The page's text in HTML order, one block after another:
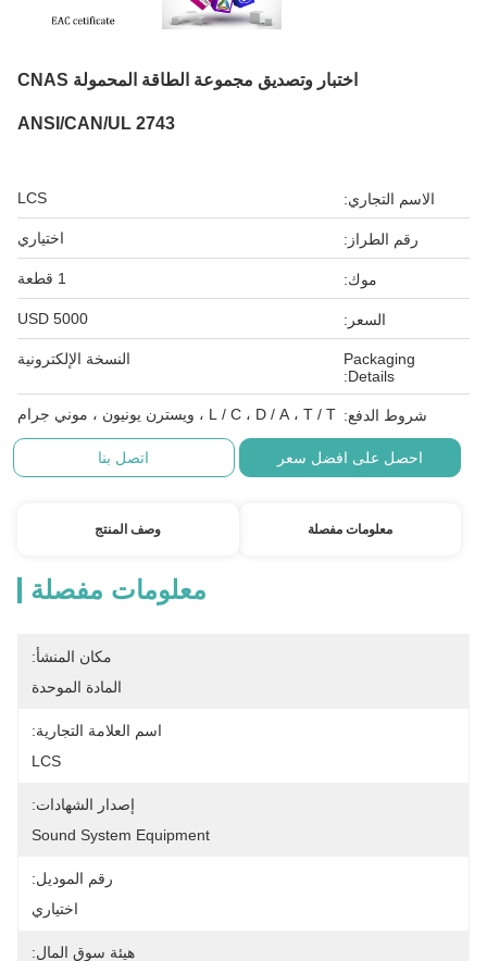
اختبار وتصديق مجموعة الطاقة المحمولة CNAS
ANSI/CAN/UL 2743
الاسم التجاري: LCS
رقم الطراز: اختياري
موك: 1 قطعة
السعر: 5000 USD
Packaging
Details:
النسخة الإلكترونية
شروط الدفع: L / C ، D / A ، T / T ، ويسترن يونيون ، موني جرام
احصل على افضل سعر اتصل بنا
معلومات مفصلة وصف المنتج
معلومات مفصلة
مكان المنشأ:
المادة الموحدة
اسم العلامة التجارية:
LCS
إصدار الشهادات:
Sound System Equipment
رقم الموديل:
اختياري
هيئة سوق المال: